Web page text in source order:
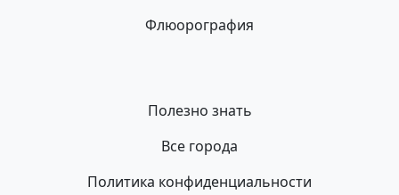
Флюорография
Полезно знать
Все города
Политика конфиденциальности